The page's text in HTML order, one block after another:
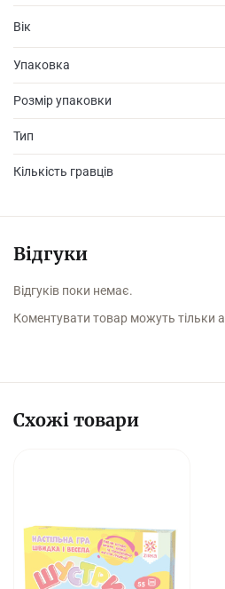
Вік
Упаковка
Розмір упаковки
Тип
Кількість гравців
Відгуки
Відгуків поки немає.
Коментувати товар можуть тільки
Схожі товари